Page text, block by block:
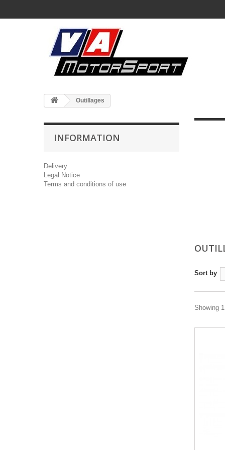
Outillages
INFORMATION
Delivery
Legal Notice
Terms and conditions of use
Sort by
Showing